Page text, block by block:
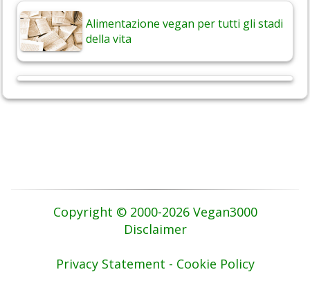
Alimentazione vegan per tutti gli stadi
della vita
Copyright © 2000-2026 Vegan3000
Disclaimer
Privacy Statement - Cookie Policy